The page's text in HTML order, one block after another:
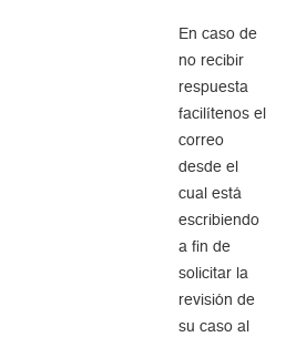
En caso de
no recibir
respuesta
facilítenos el
correo
desde el
cual está
escribiendo
a fin de
solicitar la
revisión de
su caso al